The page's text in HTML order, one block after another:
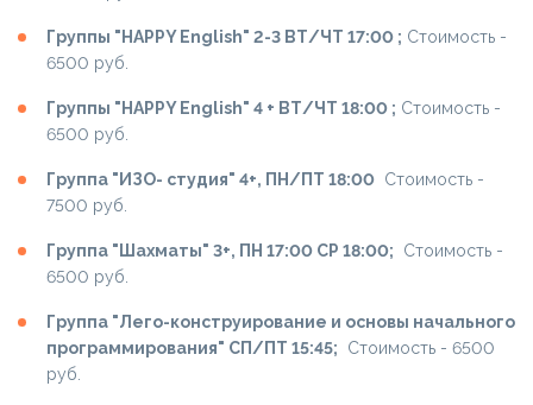
Группы "HAPPY Еnglish" 2-3 ВТ/ЧТ 17:00 ; Cтоимость -
6500 руб.
Группы "HAPPY Еnglish" 4 + ВТ/ЧТ 18:00 ; Cтоимость -
6500 руб.
Группа "ИЗО- студия" 4+, ПН/ПТ 18:00 Cтоимость -
7500 руб.
Группа "Шахматы" 3+, ПН 17:00 СР 18:00; Cтоимость -
6500 руб.
Группа "Лего-конструирование и основы начального
программирования" СП/ПТ 15:45; Cтоимость - 6500
руб.